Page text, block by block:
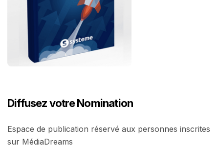
Diffusez votre Nomination
Espace de publication réservé aux personnes inscrites
sur MédiaDreams